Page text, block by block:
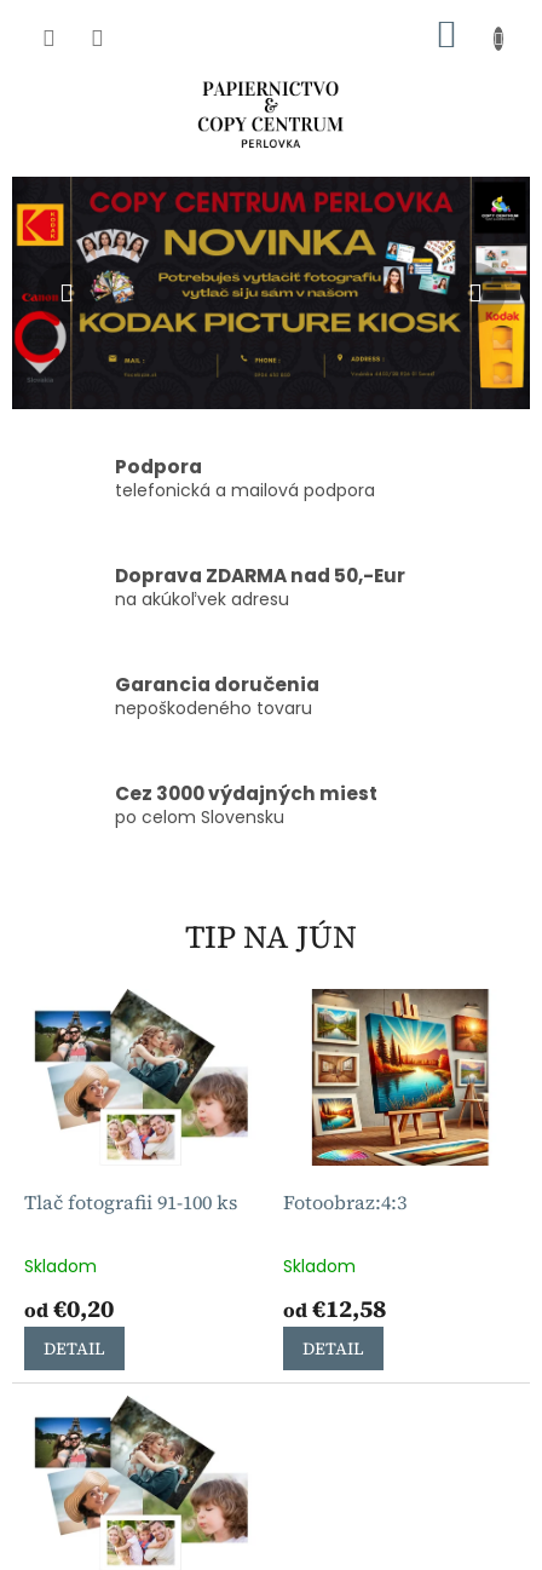
O
n
á
s
Predchádzajúce
Podpora
telefonická a mailová podpora
Doprava ZDARMA nad 50,-Eur
na akúkoľvek adresu
Garancia doručenia
nepoškodeného tovaru
Cez 3000 výdajných miest
po celom Slovensku
TIP NA JÚN
Tlač fotografii 91-100 ks
Skladom
od€0,20
DETAIL
Fotoobraz:4:3
Skladom
od€12,58
DETAIL